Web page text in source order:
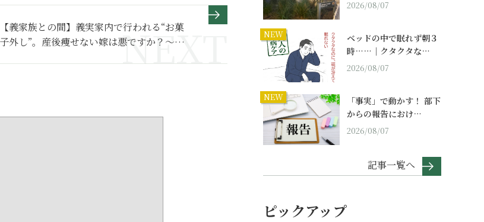
【義家族との間】義実家内で行われる“お菓
子外し”。産後痩せない嫁は悪ですか？～そ
2026/08/07
NEW
ベッドの中で眠れず朝３
時……｜クタクタな…
2026/08/07
NEW
「事実」で動かす！ 部下
からの報告におけ…
2026/08/07
記事一覧へ
ピックアップ